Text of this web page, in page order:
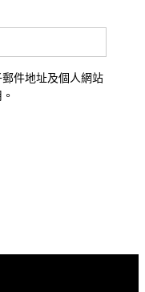
件地址及個人網站